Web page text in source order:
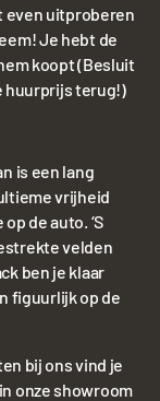
even uitproberen
Je hebt de
koopt (Besluit
huurprijs terug!)
is een lang
vrijheid
de auto. ‘S
velden
ben je klaar
figuurlijk op de
bij ons vind je
onze showroom